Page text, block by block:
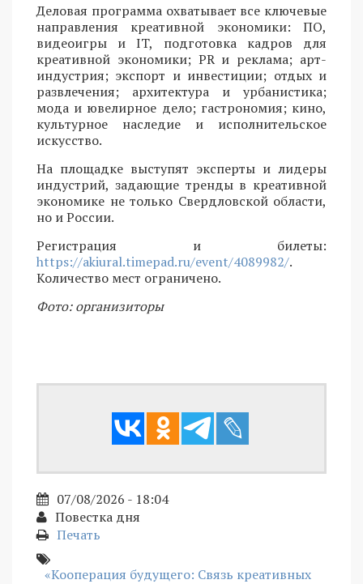
Деловая программа охватывает все ключевые
направления креативной экономики: ПО,
видеоигры и IT, подготовка кадров для
креативной экономики; PR и реклама; арт-
индустрия; экспорт и инвестиции; отдых и
развлечения; архитектура и урбанистика;
мода и ювелирное дело; гастрономия; кино,
культурное наследие и исполнительское
искусство.
На площадке выступят эксперты и лидеры
индустрий, задающие тренды в креативной
экономике не только Свердловской области,
но и России.
Регистрация и билеты:
https://akiural.timepad.ru/event/4089982/.
Количество мест ограничено.
Фото: организиторы
07/08/2026 - 18:04
Повестка дня
Печать
«Кооперация будущего: Связь креативных